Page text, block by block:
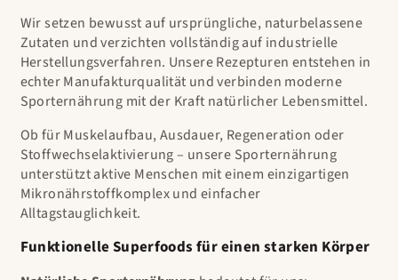
Wir setzen bewusst auf ursprüngliche, naturbelassene
Zutaten und verzichten vollständig auf industrielle
Herstellungsverfahren. Unsere Rezepturen entstehen in
echter Manufakturqualität und verbinden moderne
Sporternährung mit der Kraft natürlicher Lebensmittel.
Ob für Muskelaufbau, Ausdauer, Regeneration oder
Stoffwechselaktivierung – unsere Sporternährung
unterstützt aktive Menschen mit einem einzigartigen
Mikronährstoffkomplex und einfacher
Alltagstauglichkeit.
Funktionelle Superfoods für einen starken Körper